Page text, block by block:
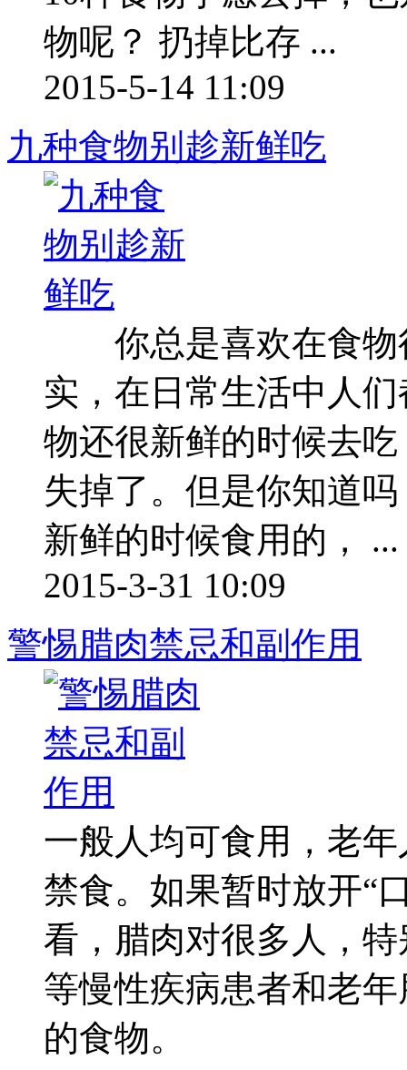
物呢？ 扔掉比存 ...
2015-5-14 11:09
九种食物别趁新鲜吃
你总是喜欢在食物
实，在日常生活中人
物还很新鲜的时候去
失掉了。但是你知道
新鲜的时候食用的， ...
2015-3-31 10:09
警惕腊肉禁忌和副作用
一般人均可食用，老
禁食。如果暂时放开“
看，腊肉对很多人，
等慢性疾病患者和老
的食物。